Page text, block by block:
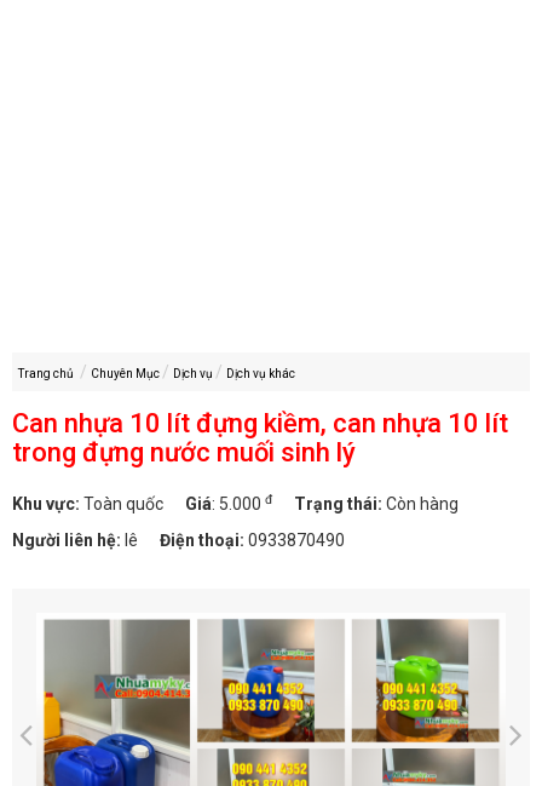
Trang chủ Chuyên Mục Dịch vụ Dịch vụ khác
Can nhựa 10 lít đựng kiềm, can nhựa 10 lít
trong đựng nước muối sinh lý
Khu vực: Toàn quốc Giá: 5.000 đ Trạng thái: Còn hàng
Người liên hệ: lê Điện thoại: 0933870490